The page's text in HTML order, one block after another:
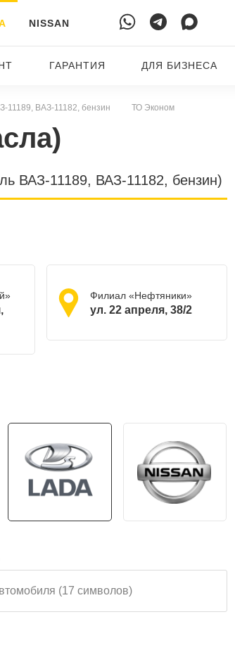
NISSAN
ГАРАНТИЯ ДЛЯ БИЗНЕСА
11189, ВАЗ-11182, бензин ТО Эконом
ВАЗ-11189, ВАЗ-11182, бензин)
Филиал «Нефтяники»
ул. 22 апреля, 38/2